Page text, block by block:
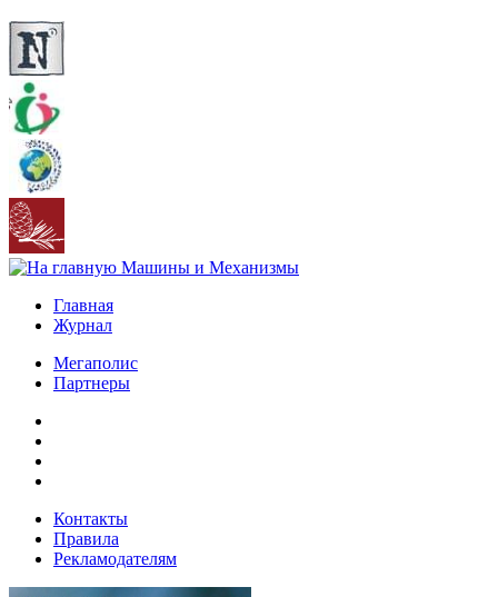
Главная
Журнал
Мегаполис
Партнеры
Контакты
Правила
Рекламодателям